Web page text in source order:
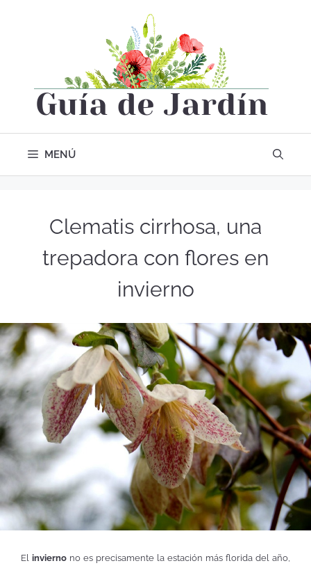
MENÚ
Clematis cirrhosa, una
trepadora con flores en
invierno
El invierno no es precisamente la estación más florida del año,